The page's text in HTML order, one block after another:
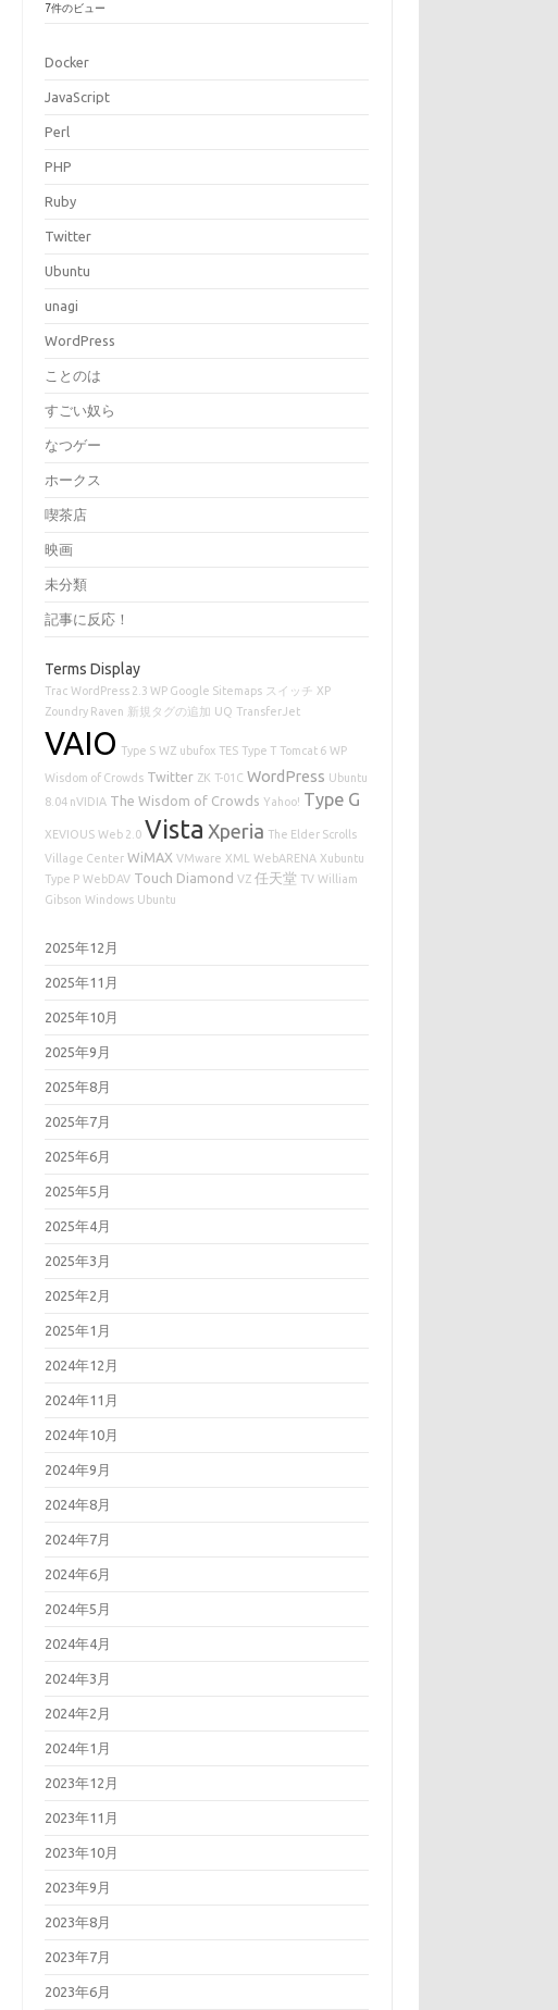
7件のビュー
Docker
JavaScript
Perl
PHP
Ruby
Twitter
Ubuntu
unagi
WordPress
ことのは
すごい奴ら
なつゲー
ホークス
喫茶店
映画
未分類
記事に反応！
Terms Display
Trac WordPress 2.3 WP Google Sitemaps スイッチ XP
Zoundry Raven 新規タグの追加 UQ TransferJet
VAIO Type S WZ ubufox TES Type T Tomcat 6 WP
Wisdom of Crowds Twitter ZK T-01C WordPress Ubuntu
8.04 nVIDIA The Wisdom of Crowds Yahoo! Type G
XEVIOUS Web 2.0 Vista Xperia The Elder Scrolls
Village Center WiMAX VMware XML WebARENA Xubuntu
Type P WebDAV Touch Diamond VZ 任天堂 TV William
Gibson Windows Ubuntu
2025年12月
2025年11月
2025年10月
2025年9月
2025年8月
2025年7月
2025年6月
2025年5月
2025年4月
2025年3月
2025年2月
2025年1月
2024年12月
2024年11月
2024年10月
2024年9月
2024年8月
2024年7月
2024年6月
2024年5月
2024年4月
2024年3月
2024年2月
2024年1月
2023年12月
2023年11月
2023年10月
2023年9月
2023年8月
2023年7月
2023年6月